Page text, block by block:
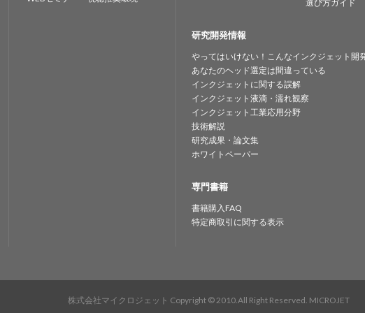
選び方ガイド
研究開発情報
やってはいけない！こんなインクジェット開
あなたのヘッド選定は間違っている
インクジェットに関する誤解
インクジェット液滴・濡れ観察
インクジェット工業応用分野
技術解説
研究成果・論文集
ホワイトペーパー
専門書籍
書籍購入FAQ
特定商取引に関する表示
株式会社マイクロジェット Copyright © 2010.All Right Reserved. MICROJET